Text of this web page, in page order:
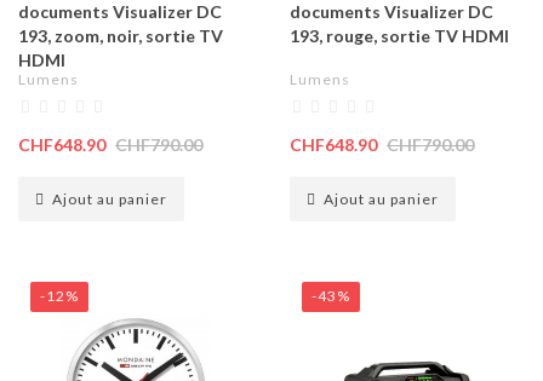
documents Visualizer DC
193, zoom, noir, sortie TV
HDMI
Lumens
CHF648.90 CHF790.00
Ajout au panier
documents Visualizer DC
193, rouge, sortie TV HDMI
Lumens
CHF648.90 CHF790.00
Ajout au panier
-12% -43%